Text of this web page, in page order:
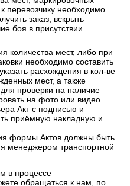
перевозчику необходимо
заказ, вскрыть
боя в присутствии
количества мест, либо при
необходимо составить
расхождения в кол-ве
мест, а также
проверки на наличие
на фото или видео.
Акт с подписью и
приёмную накладную и
формы Актов должны быть
менеджером транспортной
в процессе
обращаться к нам, по